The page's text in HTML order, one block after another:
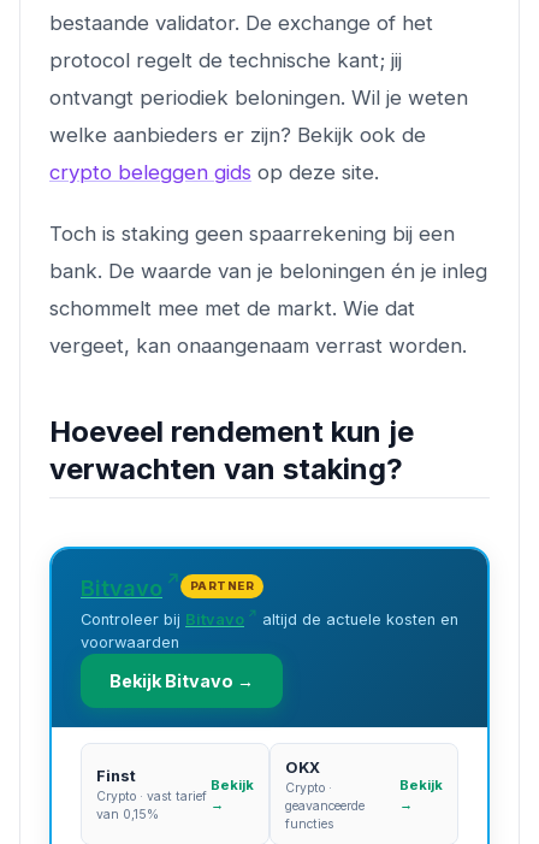
bestaande validator. De exchange of het
protocol regelt de technische kant; jij
ontvangt periodiek beloningen. Wil je weten
welke aanbieders er zijn? Bekijk ook de
crypto beleggen gids op deze site.
Toch is staking geen spaarrekening bij een
bank. De waarde van je beloningen én je inleg
schommelt mee met de markt. Wie dat
vergeet, kan onaangenaam verrast worden.
Hoeveel rendement kun je
verwachten van staking?
Bitvavo PARTNER
Controleer bij Bitvavo
altijd de actuele kosten en
voorwaarden
Bekijk Bitvavo →
Finst
Crypto · vast tarief
van 0,15%
Bekijk
→
OKX
Crypto ·
geavanceerde
functies
Bekijk
→